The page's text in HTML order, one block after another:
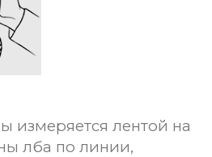
измеряется лентой на
лба по линии,